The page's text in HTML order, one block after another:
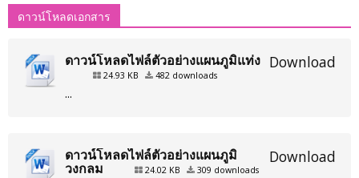
ดาวน์โหลดเอกสาร
Download
ดาวน์โหลดไฟล์ตัวอย่างแผนภูมิแท่ง
24.93 KB 482 downloads
...
Download
ดาวน์โหลดไฟล์ตัวอย่างแผนภูมิ
วงกลม 24.02 KB 309 downloads